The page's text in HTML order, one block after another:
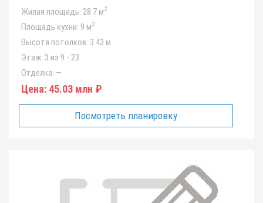
Жилая площадь: 28.7 м2
Площадь кухни: 9 м2
Высота потолков: 3.43 м
Этаж: 3 из 9 - 23
Отделка: —
Цена: 45.03 млн ₽
Посмотреть планировку